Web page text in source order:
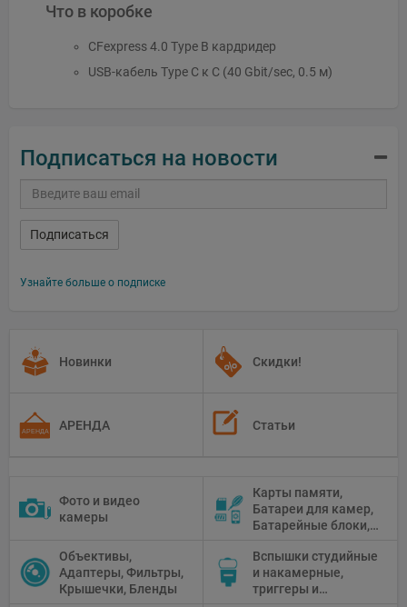
Что в коробке
CFexpress 4.0 Type B кардридер
USB-кабель Type C к C (40 Gbit/sec, 0.5 м)
Подписаться на новости
Подписаться
Узнайте больше о подписке
Новинки Скидки!
АРЕНДА Статьи
Фото и видео
камеры
Карты памяти,
Батареи для камер,
Батарейные блоки,
Объективы,
Адаптеры, Фильтры,
Крышечки, Бленды
Вспышки студийные
и накамерные,
триггеры и